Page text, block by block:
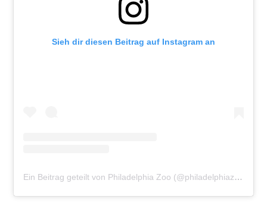
Sieh dir diesen Beitrag auf Instagram an
Ein Beitrag geteilt von Philadelphia Zoo (@philadelphiazoo)